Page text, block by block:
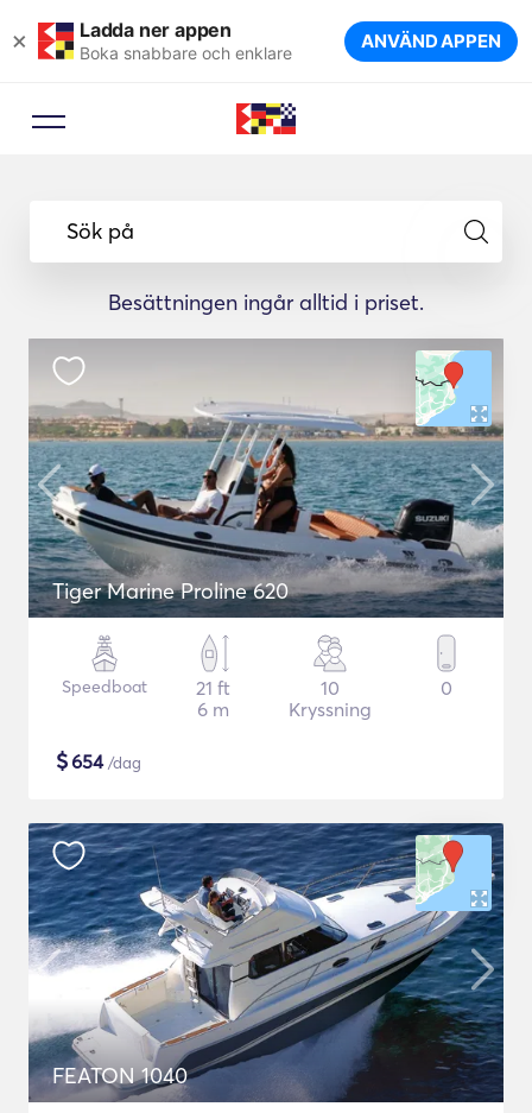
× Ladda ner appen
Boka snabbare och enklare ANVÄND APPEN
Sök på
Besättningen ingår alltid i priset.
Tiger Marine Proline 620
Speedboat
21 ft
6 m
10
Kryssning
0
$654/dag
FEATON 1040